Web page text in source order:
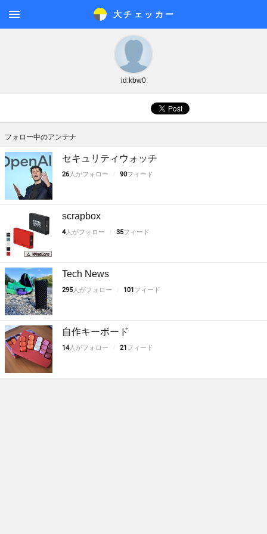
大チェッカ ー
メニ
id:kbw0
フォロー中のアンテナ
セキュリティウォッチ
26 人がフォロー 90フィード
scrapbox
4人がフォロー 35フィード
Tech News
295人がフォロー 101フィード
自作キーボード
14人がフォロー 21フィード